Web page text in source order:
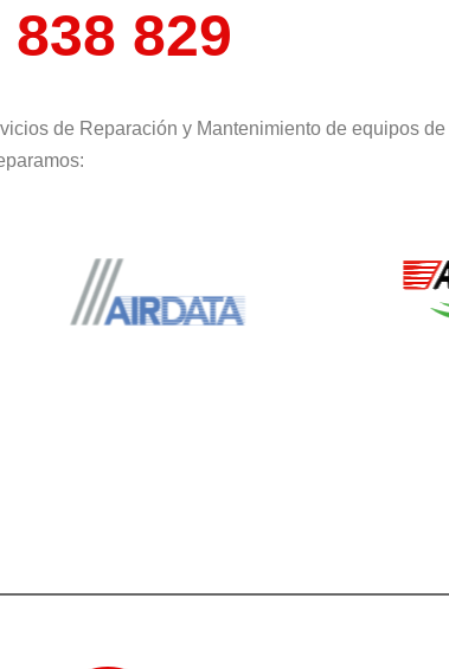
838 829
de Reparación y Mantenimiento de equipos